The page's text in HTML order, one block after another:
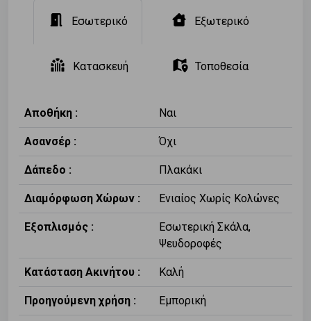
Εσωτερικό Εξωτερικό
Κατασκευή Τοποθεσία
Αποθήκη : Ναι
Ασανσέρ : Όχι
Δάπεδο : Πλακάκι
Διαμόρφωση Χώρων : Ενιαίος Χωρίς Κολώνες
Εξοπλισμός :
Εσωτερική Σκάλα,
Ψευδοροφές
Κατάσταση Ακινήτου : Καλή
Προηγούμενη χρήση : Εμπορική